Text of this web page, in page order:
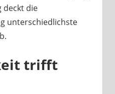
deckt die
unterschiedlichste
trifft